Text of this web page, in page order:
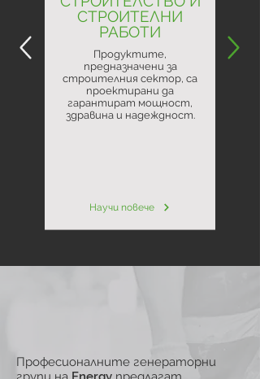
СТРОИТЕЛНИ
РАБОТИ
Продуктите,
предназначени за
строителния сектор, са
проектирани да
гарантират мощност,
здравина и надеждност.
Научи повече
Професионалните генераторни